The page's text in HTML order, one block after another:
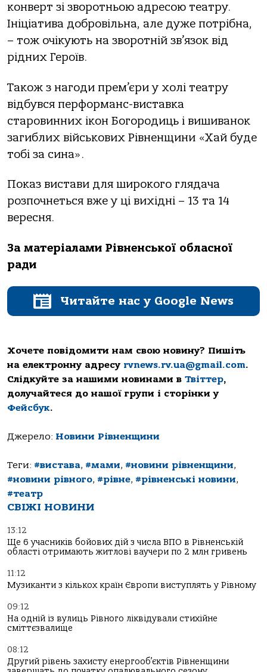
конверт зі зворотньою адресою театру.
Ініціатива добровільна, але дуже потрібна,
– тож очікують на зворотній зв’язок від
рідних Героїв.
Також з нагоди прем’єри у холі театру
відбувся перформанс-виставка
старовинних ікон Богородиць і вишиванок
загиблих військових Рівненщини «Хай буде
тобі за сина».
Показ вистави для широкого глядача
розпочнеться вже у ці вихідні – 13 та 14
вересня.
За матеріалами Рівненської обласної
ради
Читайте нас у Google News
Хочете повідомити нам свою новину? Пишіть
на електронну адресу rvnews.rv.ua@gmail.com.
Слідкуйте за нашими новинами в Твіттер,
долучайтеся до нашої групи і сторінки у
Фейсбук.
Джерело: Новини Рівненщини
Теги: #вистава, #мами, #новини рівненщини,
#новини рівного, #рівне, #рівненські новини,
#театр
СВІЖІ НОВИНИ
13:12
Ще 6 учасників бойових дій з числа ВПО в Рівненській
області отримають житлові ваучери по 2 млн гривень
11:12
Музиканти з кількох країн Європи виступлять у Рівному
09:12
На одній із вулиць Рівного ліквідували стихійне
сміттєзвалище
08:12
Другий рівень захисту енергооб’єктів Рівненщини